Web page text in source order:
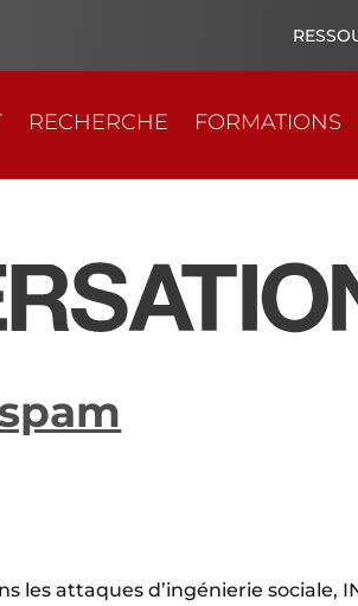
RECHERCHE FORMATIONS
les attaques d’ingénierie sociale,